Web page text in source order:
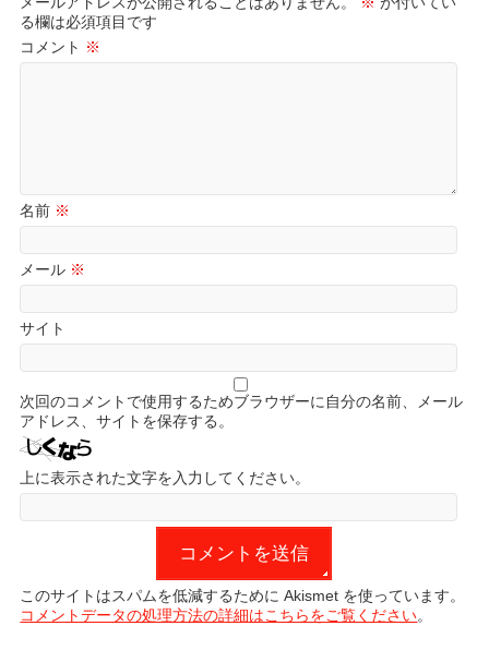
る欄は必須項目です
コメント ※
名前 ※
メール ※
サイト
次回のコメントで使用するためブラウザーに自分の名前、メール
アドレス、サイトを保存する。
上に表示された文字を入力してください。
このサイトはスパムを低減するために Akismet を使っています。
コメントデータの処理方法の詳細はこちらをご覧ください。